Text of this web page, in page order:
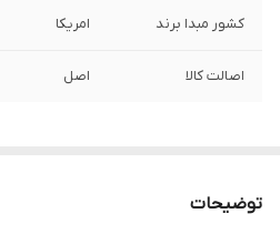
کشور مبدا برند امریکا
اصالت کالا اصل
توضیحات